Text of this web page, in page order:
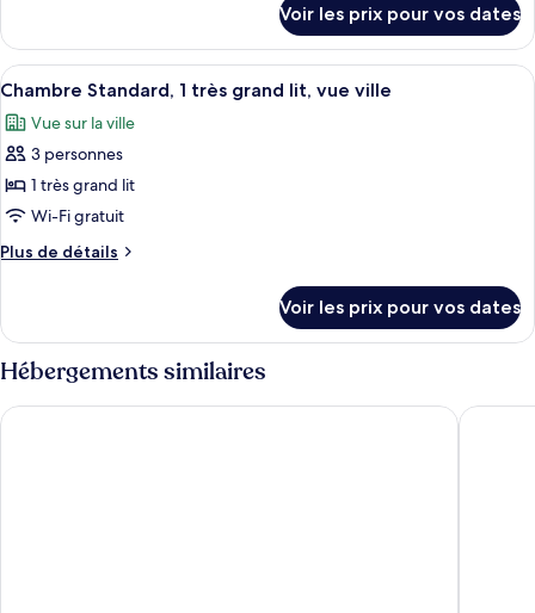
Chambre
Standard
le
type
de
Chambre
Standard
Voir les prix pour vos dates
Afficher
toutes
les
photos
pour
ce
type
de
Chambre
Standard,
1
très
Une chambre d’hôtel moderne
5
Chambre Standard, 1 très grand lit, vue ville
Vue sur la ville
3 personnes
1 très grand lit
Wi-Fi gratuit
Plus de détails
Plus
le
type
de
Chambre
Voir les prix pour vos dates
Hébergements similaires
Novotel Muenchen City Motel